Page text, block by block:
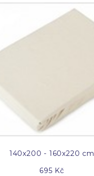
140x200 - 160x220 cm
695 Kč